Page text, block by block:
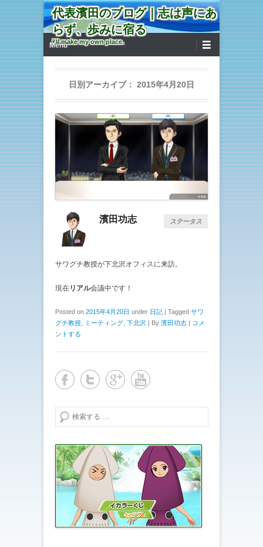
代表濱田のブログ｜志は声にあ
らず、歩みに宿る
I'll make my own place.
第1メニュー
コンテンツへ移動
Menu
日別アーカイブ： 2015年4月20日
濱田功志 ステータス
サワグチ教授が下北沢オフィスに来訪。
現在リアル会議中です！
Posted on 2015年4月20日 under 日記 | Tagged サワ
グチ教授
ミーティング 下北沢 | By 濱田功志 | コメ
ントする
検索する